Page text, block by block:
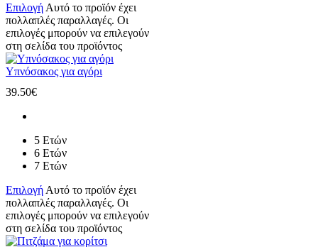
Επιλογή Αυτό το προϊόν έχει
πολλαπλές παραλλαγές. Οι
επιλογές μπορούν να επιλεγούν
στη σελίδα του προϊόντος
Υπνόσακος για αγόρι
39.50€
5 Ετών
6 Ετών
7 Ετών
Επιλογή Αυτό το προϊόν έχει
πολλαπλές παραλλαγές. Οι
επιλογές μπορούν να επιλεγούν
στη σελίδα του προϊόντος